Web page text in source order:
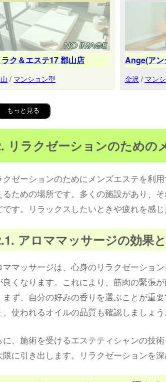
ラク＆エステ17 郡山店
/ マンション型
Ange(アン
金沢 / マン
もっと見る
リラクゼーションのための
クゼーションのためにメンズエステを利
るための場所です。多くの施設があり、
です。リラックスしたいときや疲れを感
アロママッサージの効果
ママッサージは、心身のリラクゼーショ
良くなります。これにより、筋肉の緊張
まず、自分の好みの香りを選ぶことが重
、使われるオイルの品質も確認しましょ
に、施術を受けるエステティシャンの技
限に引き出します。リラクゼーションを